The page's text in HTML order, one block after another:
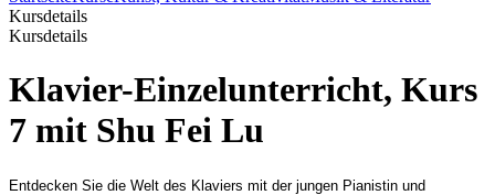
Kursdetails
Kursdetails
Klavier-Einzelunterricht, Kurs
7 mit Shu Fei Lu
Entdecken Sie die Welt des Klaviers mit der jungen Pianistin und